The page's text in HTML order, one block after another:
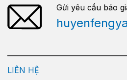
Gửi yêu cầu báo
LIÊN HỆ